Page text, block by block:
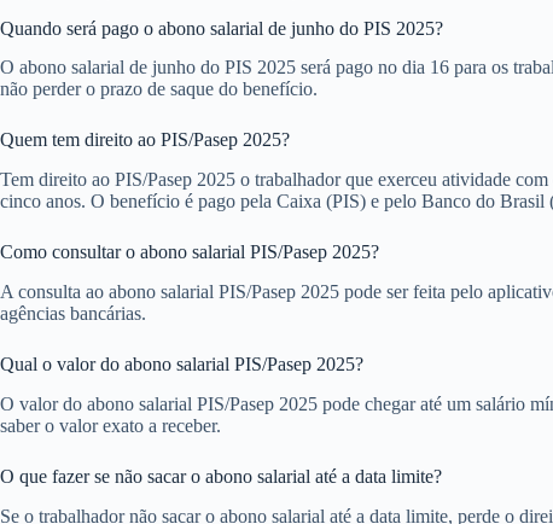
Quando será pago o abono salarial de junho do PIS 2025?
O abono salarial de junho do PIS 2025 será pago no dia 16 para os
não perder o prazo de saque do benefício.
Quem tem direito ao PIS/Pasep 2025?
Tem direito ao PIS/Pasep 2025 o trabalhador que exerceu atividade
cinco anos. O benefício é pago pela Caixa (PIS) e pelo Banco do Brasil
Como consultar o abono salarial PIS/Pasep 2025?
A consulta ao abono salarial PIS/Pasep 2025 pode ser feita pelo
agências bancárias.
Qual o valor do abono salarial PIS/Pasep 2025?
O valor do abono salarial PIS/Pasep 2025 pode chegar até um salário
saber o valor exato a receber.
O que fazer se não sacar o abono salarial até a data limite?
Se o trabalhador não sacar o abono salarial até a data limite, perde o